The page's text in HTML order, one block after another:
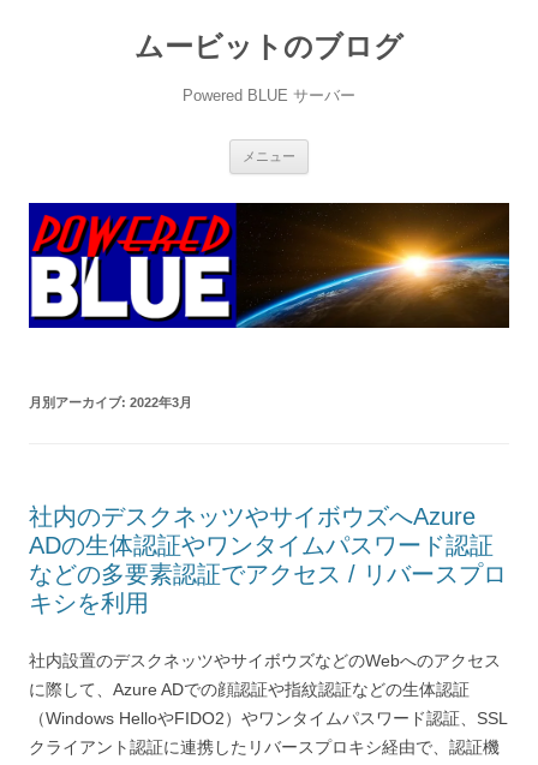
ムービットのブログ
Powered BLUE サーバー
メニュー
ツ
ッ
プ
月別アーカイブ: 2022年3月
社内のデスクネッツやサイボウズへAzure
ADの生体認証やワンタイムパスワード認証
などの多要素認証でアクセス / リバースプロ
キシを利用
社内設置のデスクネッツやサイボウズなどのWebへのアクセス
に際して、Azure ADでの顔認証や指紋認証などの生体認証
（Windows HelloやFIDO2）やワンタイムパスワード認証、SSL
クライアント認証に連携したリバースプロキシ経由で、認証機